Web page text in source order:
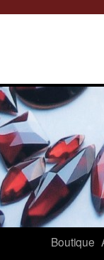
Boutique